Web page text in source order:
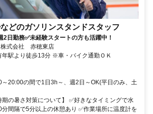
どのガソリンスタンドスタッフ
2日勤務✅未経験スタートの方も活躍中！
株式会社 赤穂東店
年駅より徒歩13分 ※車・バイク通勤ＯＫ
～20:00の間で1日3h～、週2日～OK(平日のみ、土
の暑さ対策について】 ✅好きなタイミングで水
分間隔で5分以上の休憩あり ✅作業場所に温度計を